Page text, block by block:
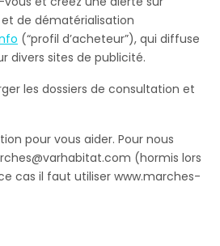
de dématérialisation
(“profil d’acheteur”), qui diffuse
divers sites de publicité.
les dossiers de consultation et
pour vous aider. Pour nous
(hormis lors
cas il faut utiliser www.marches-